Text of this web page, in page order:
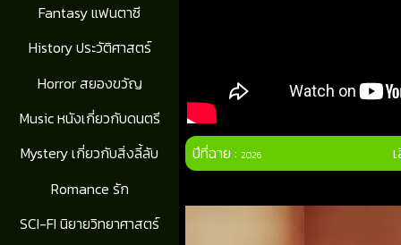
Fantasy แฟนตาซี
History ประวัติศาสตร์
Horror สยองขวัญ
Music หนังเกี่ยวกับดนตรี
Mystery เกี่ยวกับสิ่งลี้ลับ
Romance รัก
SCI-FI นิยายวิทยาศาสตร์
ปีที่ฉาย :2026